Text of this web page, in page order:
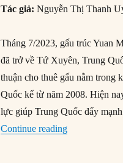
Tác giả:Nguyễn Thị Thanh
Tháng 7/2023, gấu trúc Yuan
đã trở về Tứ Xuyên, Trung
thuận cho thuê gấu nằm trong
Quốc kể từ năm 2008. Hiện
lực giúp Trung Quốc đẩy
Continue reading“Đôi nét về